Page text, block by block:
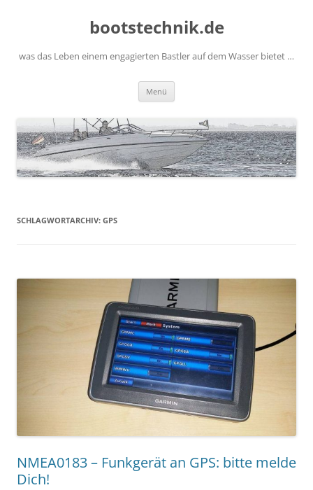
bootstechnik.de
was das Leben einem engagierten Bastler auf dem Wasser bietet …
Menü
SCHLAGWORTARCHIV: GPS
NMEA0183 – Funkgerät an GPS: bitte melde
Dich!